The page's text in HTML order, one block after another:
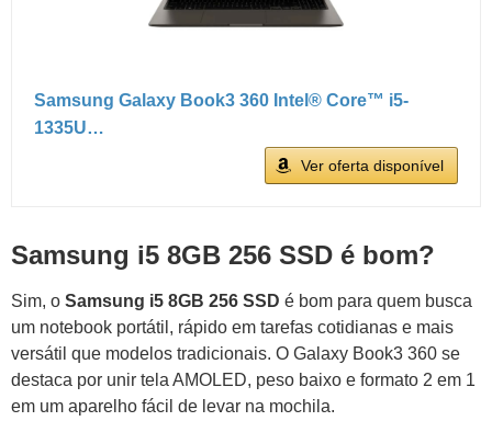
Samsung Galaxy Book3 360 Intel® Core™ i5-
1335U…
Ver oferta disponível
Samsung i5 8GB 256 SSD é bom?
Sim, o Samsung i5 8GB 256 SSD é bom para quem busca
um notebook portátil, rápido em tarefas cotidianas e mais
versátil que modelos tradicionais. O Galaxy Book3 360 se
destaca por unir tela AMOLED, peso baixo e formato 2 em 1
em um aparelho fácil de levar na mochila.